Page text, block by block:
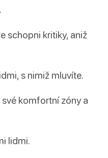
schopni kritiky, aniž
s nimiž mluvíte.
komfortní zóny a
lidmi.